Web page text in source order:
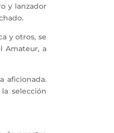
y lanzador
y otros, se
Amateur, a
aficionada.
selección